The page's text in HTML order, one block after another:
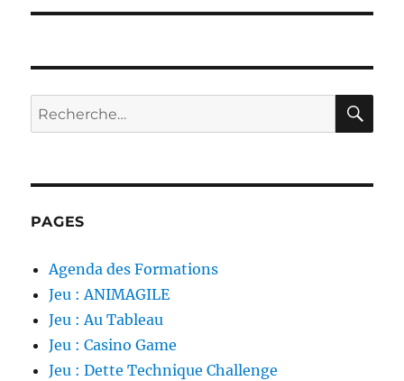
Recherche
pour :
PAGES
Agenda des Formations
Jeu : ANIMAGILE
Jeu : Au Tableau
Jeu : Casino Game
Jeu : Dette Technique Challenge